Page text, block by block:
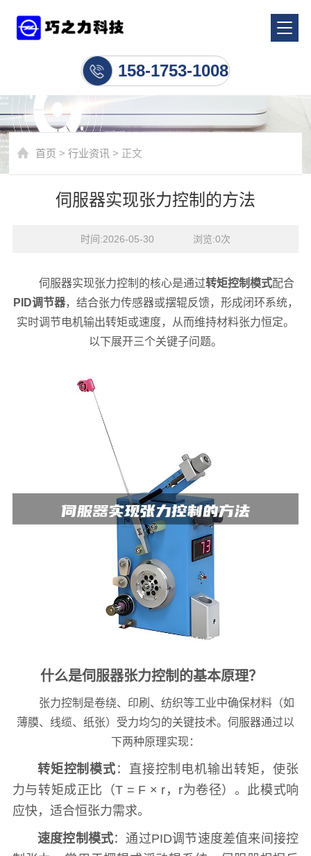
158-1753-1008
首页 >行业资讯 > 正文
伺服器实现张力控制的方法
时间:2026-05-30    浏览:0次
伺服器实现张力控制的核心是通过转矩控制模式配合
PID调节器，结合张力传感器或摆辊反馈，形成闭环系统，
实时调节电机输出转矩或速度，从而维持材料张力恒定。
以下展开三个关键子问题。
什么是伺服器张力控制的基本原理？
张力控制是卷绕、印刷、纺织等工业中确保材料（如
薄膜、线缆、纸张）受力均匀的关键技术。伺服器通过以
下两种原理实现：
转矩控制模式 ：直接控制电机输出转矩，使张
力与转矩成正比（T = F × r，r为卷径）。此模式响
应快，适合恒张力需求。
速度控制模式：通过PID调节速度差值来间接控